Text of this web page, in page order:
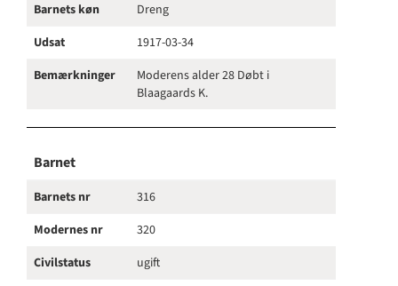
Barnets køn
Dreng
Udsat
1917-03-34
Bemærkninger
Moderens alder 28 Døbt i
Blaagaards K.
Barnet
Barnets nr
316
Modernes nr
320
Civilstatus
ugift